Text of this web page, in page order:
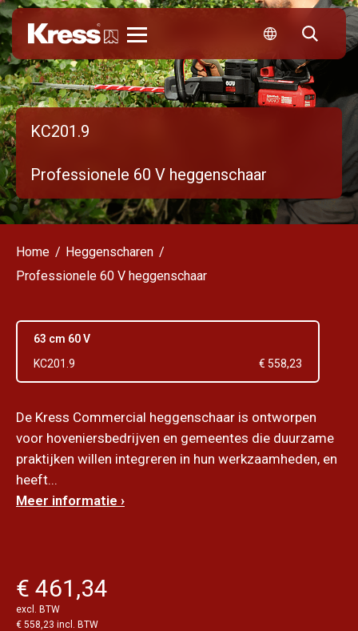
KC201.9
Professionele 60 V heggenschaar
Home
Heggenscharen
Professionele 60 V heggenschaar
63 cm 60 V
KC201.9
€ 558,23
De Kress Commercial heggenschaar is ontworpen
voor hoveniersbedrijven en gemeentes die duurzame
praktijken willen integreren in hun werkzaamheden, en
heeft...
Meer informatie ›
€ 461,34
excl. BTW
€ 558,23 incl. BTW